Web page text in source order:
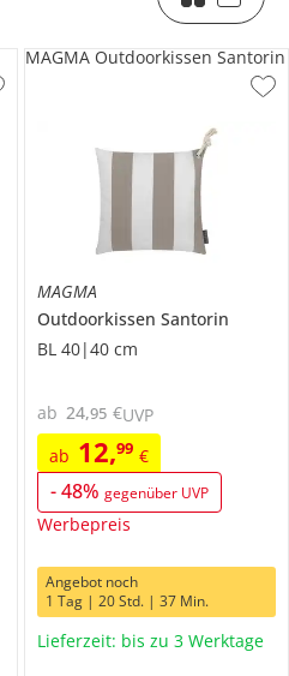
MAGMA
Outdoorkissen Santorin
BL 40|40 cm
ab 12,99 €
-48% gegenüber UVP
Werbepreis
ab 24,95 €UVP
MAGMA Outdoorkissen Santorin
Angebot noch
1 Tag | 20 Std. | 37 Min.
Lieferzeit: bis zu 3 Werktage